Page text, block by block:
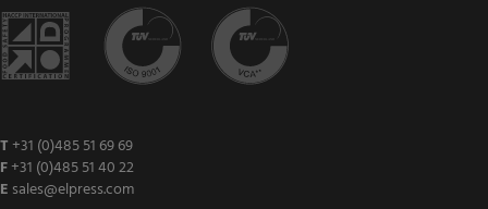
T +31 (0)485 51 69 69
F+31 (0)485 51 40 22
E sales@elpress.com